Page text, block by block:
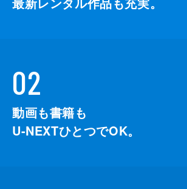
02
動画も書籍も
U-NEXTひとつでOK。